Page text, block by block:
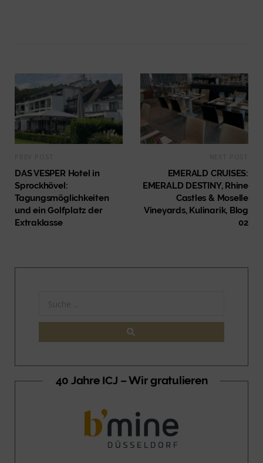
DAS VESPER Hotel in
Sprockhövel:
Tagungsmöglichkeiten
und ein Golfplatz der
Extraklasse
EMERALD CRUISES:
EMERALD DESTINY, Rhine
Castles & Moselle
Vineyards, Kulinarik, Blog
02
40 Jahre ICJ – Wir gratulieren